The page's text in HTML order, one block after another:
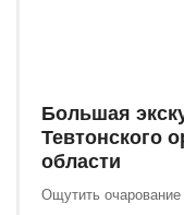
Большая
Тевтонского
области
Ощутить